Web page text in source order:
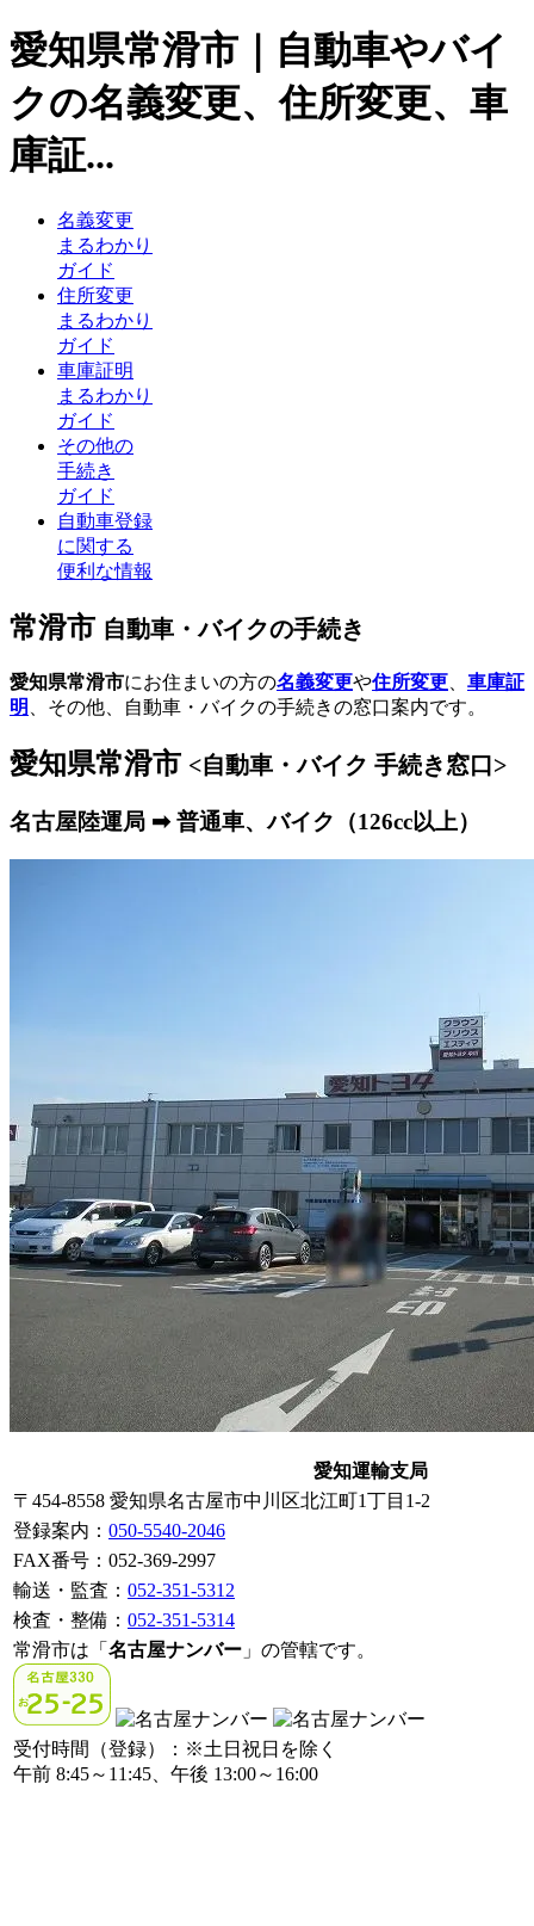
愛知県常滑市｜自動車やバイ
クの名義変更、住所変更、車
庫証...
名義変更
まるわかり
ガイド
住所変更
まるわかり
ガイド
車庫証明
まるわかり
ガイド
その他の
手続き
ガイド
自動車登録
に関する
便利な情報
常滑市 自動車・バイクの手続き
愛知県常滑市にお住まいの方の名義変更や住所変更
車庫証
明
、その他、自動車・バイクの手続きの窓口案内です。
愛知県常滑市 <自動車・バイク 手続き窓口>
名古屋陸運局 ➡ 普通車、バイク（126cc以上）
愛知運輸支局
〒454-8558 愛知県名古屋市中川区北江町1丁目1-2
登録案内 ： 050-5540-2046
FAX番号：052-369-2997
輸送・監査： 052-351-5312
検査・整備： 052-351-5314
常滑市は「 名古屋ナンバー 」の管轄です。
受付時間（登録）：※土日祝日を除く
午前 8:45～11:45、午後 13:00～16:00